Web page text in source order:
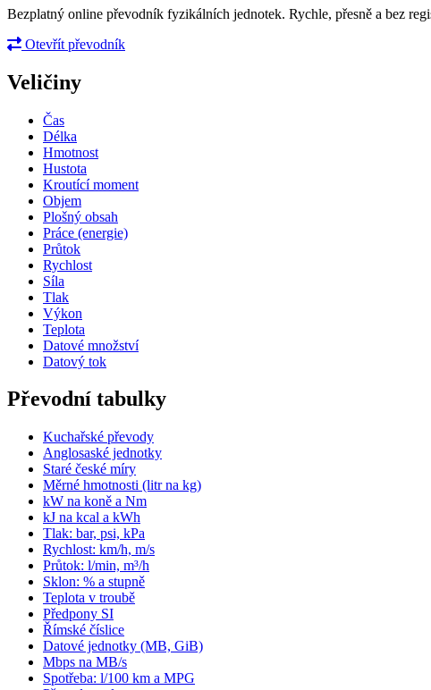
Bezplatný online převodník fyzikálních jednotek. Rychle, přesně a bez
Otevřít převodník
Veličiny
Čas
Délka
Hmotnost
Hustota
Kroutící moment
Objem
Plošný obsah
Práce (energie)
Průtok
Rychlost
Síla
Tlak
Výkon
Teplota
Datové množství
Datový tok
Převodní tabulky
Kuchařské převody
Anglosaské jednotky
Staré české míry
Měrné hmotnosti (litr na kg)
kW na koně a Nm
kJ na kcal a kWh
Tlak: bar, psi, kPa
Rychlost: km/h, m/s
Průtok: l/min, m³/h
Sklon: % a stupně
Teplota v troubě
Předpony SI
Římské číslice
Datové jednotky (MB, GiB)
Mbps na MB/s
Spotřeba: l/100 km a MPG